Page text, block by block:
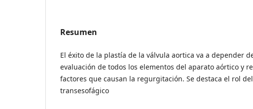
Resumen
El éxito de la plastía de la válvula aortica va a depender
evaluación de todos los elementos del aparato aórtico y
factores que causan la regurgitación. Se destaca el rol
transesofágico